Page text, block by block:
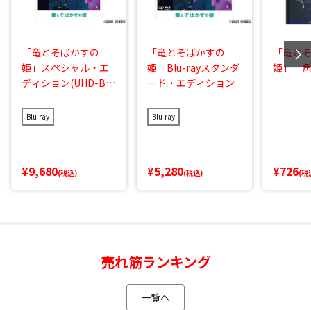
「竜とそばかすの
姫」スペシャル・エ
ディション(UHD-BD
Blu-ray
¥9,680(税込)
「竜とそばかすの
姫」Blu-rayスタンダ
ード・エディション
Blu-ray
¥5,280(税込)
「竜と
姫」
¥726(税
売れ筋ランキング
一覧へ